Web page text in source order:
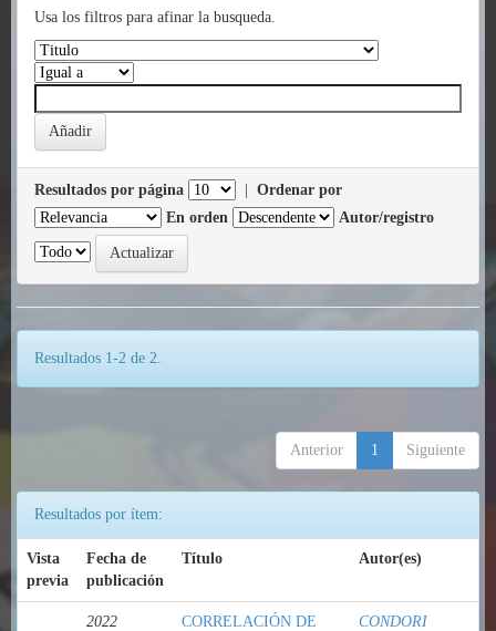
Usa los filtros para afinar la busqueda.
Resultados por página
Ordenar por
En orden
Autor/registro
Resultados 1-2 de 2.
Anterior 1 Siguiente
Resultados por ítem:
Vista
previa
Fecha de
publicación
Título Autor(es)
2022
CORRELACIÓN DE
CONDORI